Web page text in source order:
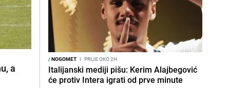
a
/NOGOMET I PRIJE OKO 2H
Italijanski mediji pišu: Kerim Alajbegović
će protiv Intera igrati od prve minute